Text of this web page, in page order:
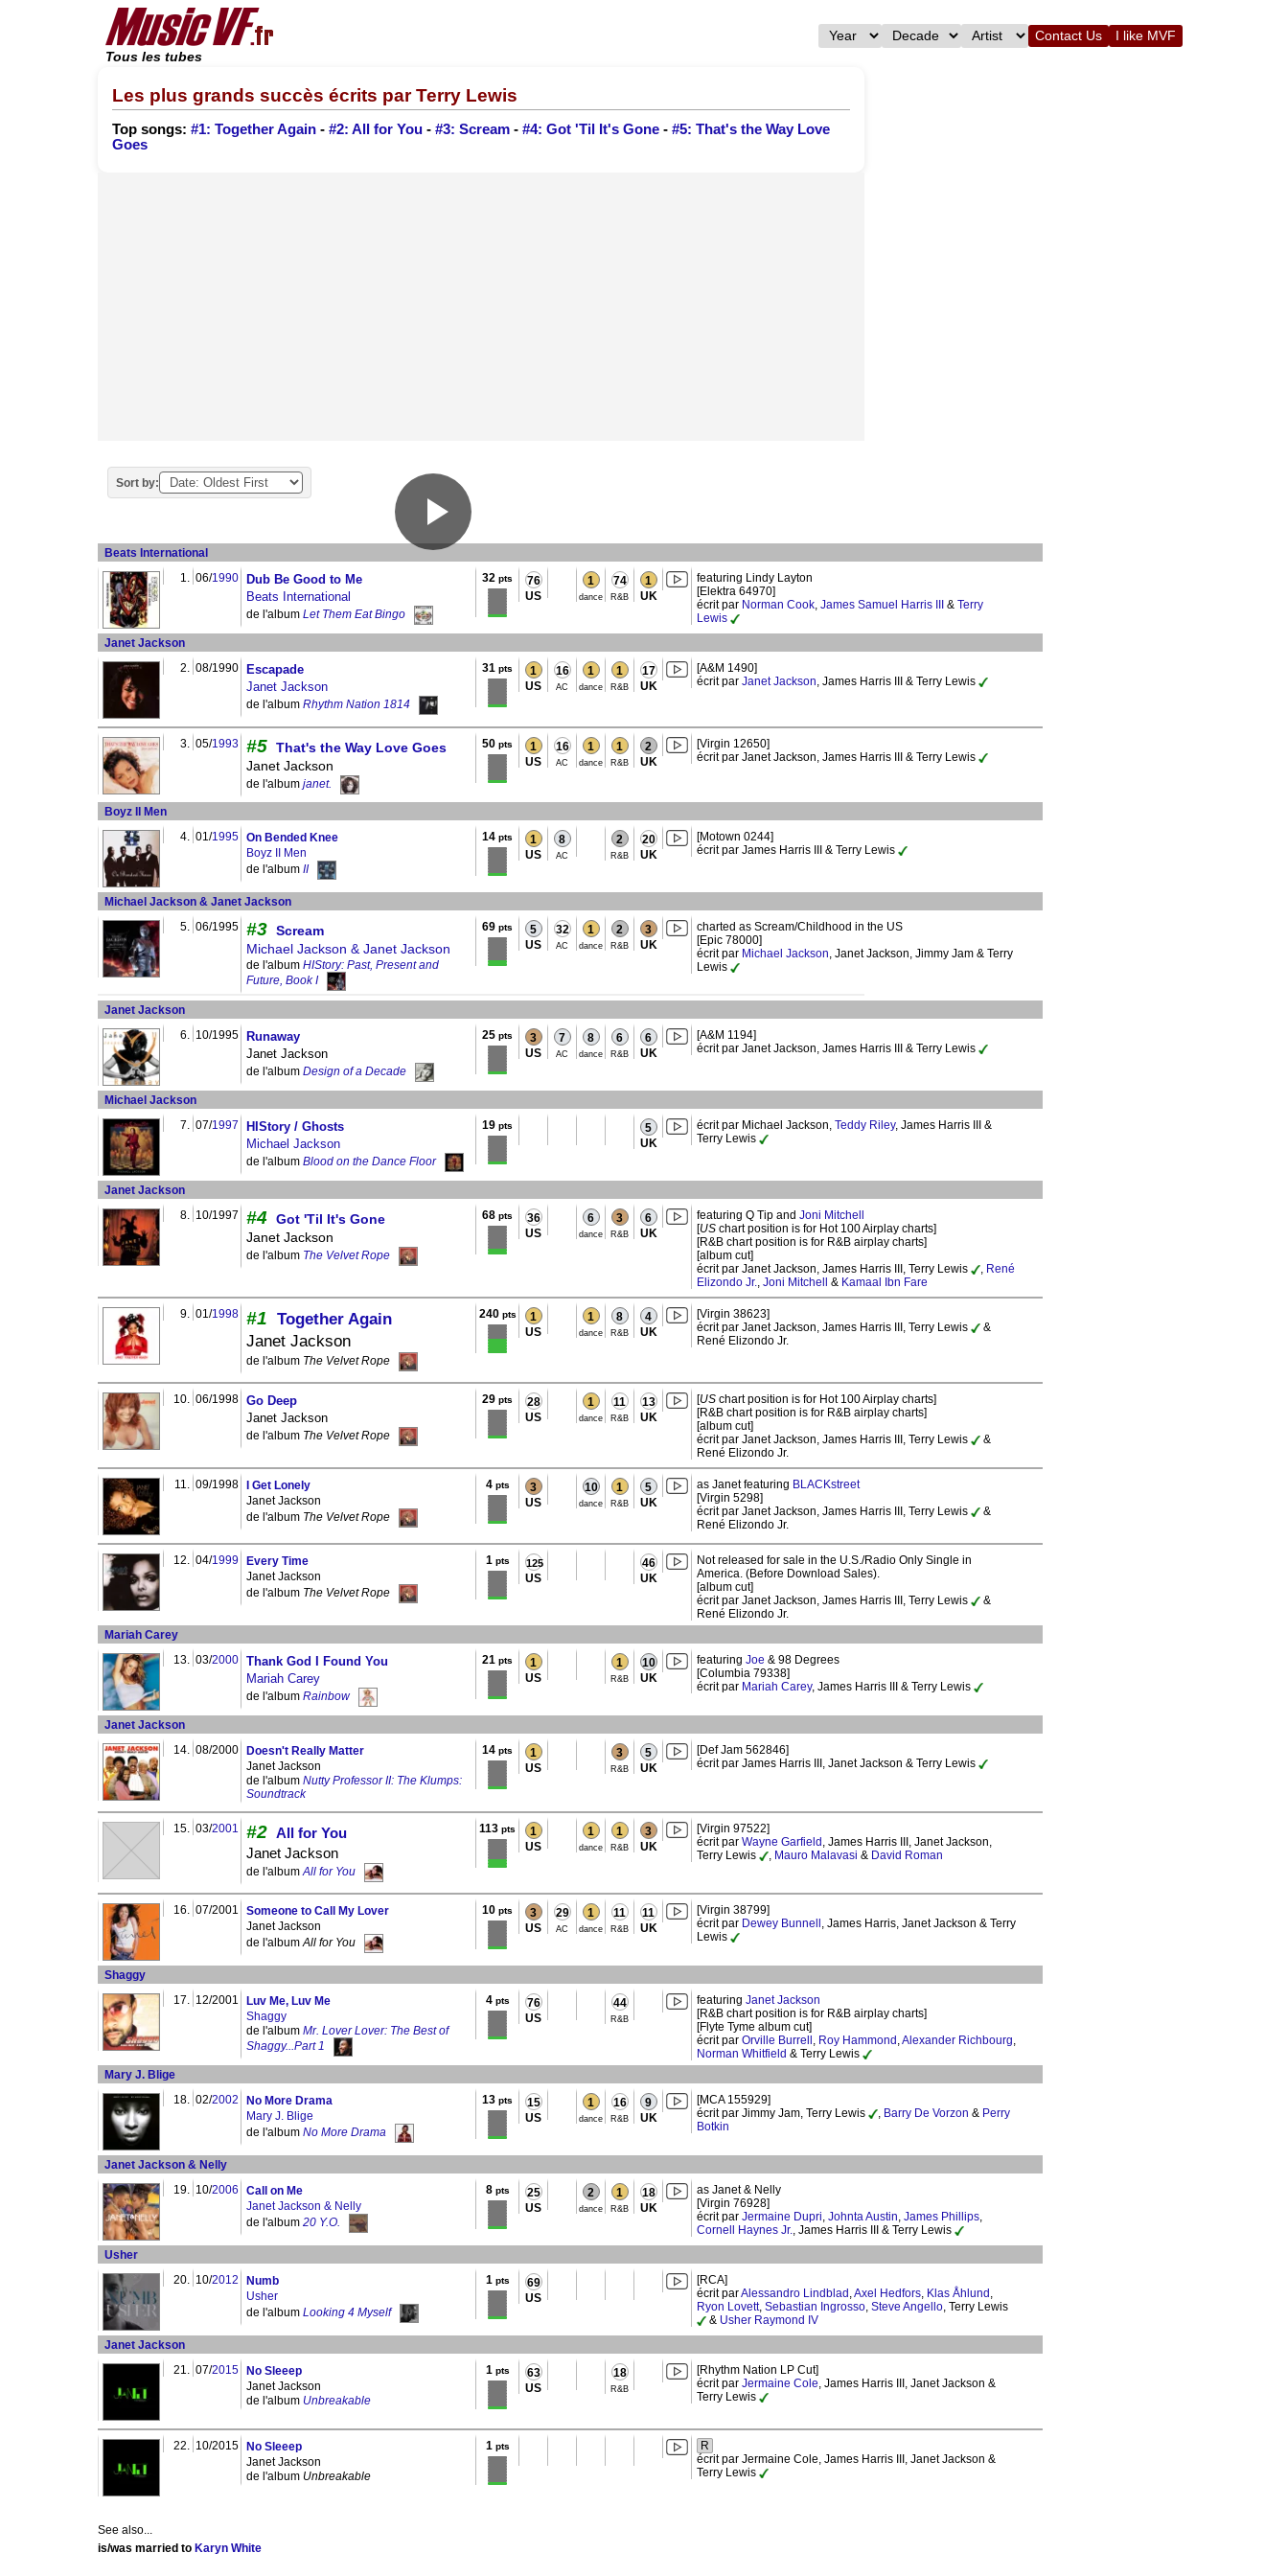
Tous les tubes
Contact Us I like MVF
Les plus grands succès écrits par Terry Lewis
Top songs: #1: Together Again - #2: All for You - #3: Scream - #4: Got 'Til It's Gone - #5: That's the Way Love
Goes
Sort by:
Beats International
1. 06/1990
Dub Be Good to Me
Beats International
de l'album Let Them Eat Bingo
32 pts 76
US
1
dance
74
R&B
1
UK
featuring Lindy Layton
[Elektra 64970]
écrit par Norman Cook, James Samuel Harris III & Terry
Lewis
Janet Jackson
2. 08/1990
Escapade
Janet Jackson
de l'album Rhythm Nation 1814
31 pts 1
US
16
AC
1
dance
1
R&B
17
UK
[A&M 1490]
écrit par Janet Jackson, James Harris III & Terry Lewis
3. 05/1993 #5 That's the Way Love Goes
Janet Jackson
de l'album janet.
50 pts 1
US
16
AC
1
dance
1
R&B
2
UK
[Virgin 12650]
écrit par Janet Jackson, James Harris III & Terry Lewis
Boyz II Men
4. 01/1995 On Bended Knee
Boyz II Men
de l'album II
14 pts 1
US
8
AC
2
R&B
20
UK
[Motown 0244]
écrit par James Harris III & Terry Lewis
Michael Jackson & Janet Jackson
5. 06/1995 #3 Scream
Michael Jackson & Janet Jackson
de l'album HIStory: Past, Present and
Future, Book I
69 pts 5
US
32
AC
1
dance
2
R&B
3
UK
charted as Scream/Childhood in the US
[Epic 78000]
écrit par Michael Jackson, Janet Jackson, Jimmy Jam & Terry
Lewis
Janet Jackson
6. 10/1995
Runaway
Janet Jackson
de l'album Design of a Decade
25 pts 3
US
7
AC
8
dance
6
R&B
6
UK
[A&M 1194]
écrit par Janet Jackson, James Harris III & Terry Lewis
Michael Jackson
7. 07/1997
HIStory / Ghosts
Michael Jackson
de l'album Blood on the Dance Floor
19 pts 5
UK
écrit par Michael Jackson, Teddy Riley, James Harris III &
Terry Lewis
Janet Jackson
8. 10/1997 #4 Got 'Til It's Gone
Janet Jackson
de l'album The Velvet Rope
68 pts 36
US
6
dance
3
R&B
6
UK
featuring Q Tip and Joni Mitchell
[US chart position is for Hot 100 Airplay charts]
[R&B chart position is for R&B airplay charts]
[album cut]
écrit par Janet Jackson, James Harris III, Terry Lewis
, René
Elizondo Jr., Joni Mitchell & Kamaal Ibn Fare
9. 01/1998 #1 Together Again
Janet Jackson
de l'album The Velvet Rope
240pts 1
US
1
dance
8
R&B
4
UK
[Virgin 38623]
écrit par Janet Jackson, James Harris III, Terry Lewis
&
René Elizondo Jr.
10. 06/1998 Go Deep
Janet Jackson
de l'album The Velvet Rope
29 pts 28
US
1
dance
11
R&B
13
UK
[US chart position is for Hot 100 Airplay charts]
[R&B chart position is for R&B airplay charts]
[album cut]
écrit par Janet Jackson, James Harris III, Terry Lewis
&
René Elizondo Jr.
11. 09/1998
I Get Lonely
Janet Jackson
de l'album The Velvet Rope
4pts 3
US
10
dance
1
R&B
5
UK
as Janet featuring BLACKstreet
[Virgin 5298]
écrit par Janet Jackson, James Harris III, Terry Lewis
&
René Elizondo Jr.
12. 04/1999
Every Time
Janet Jackson
de l'album The Velvet Rope
1 pts
125
US
46
UK
Not released for sale in the U.S./Radio Only Single in
America. (Before Download Sales).
[album cut]
écrit par Janet Jackson, James Harris III, Terry Lewis
&
René Elizondo Jr.
Mariah Carey
13. 03/2000 Thank God I Found You
Mariah Carey
de l'album Rainbow
21 pts 1
US
1
R&B
10
UK
featuring Joe & 98 Degrees
[Columbia 79338]
écrit par Mariah Carey, James Harris III & Terry Lewis
Janet Jackson
14. 08/2000
Doesn't Really Matter
Janet Jackson
de l'album Nutty Professor II: The Klumps:
Soundtrack
14 pts 1
US
3
R&B
5
UK
[Def Jam 562846]
écrit par James Harris III, Janet Jackson & Terry Lewis
15. 03/2001 #2 All for You
Janet Jackson
de l'albumAll for You
113 pts 1
US
1
dance
1
R&B
3
UK
[Virgin 97522]
écrit par Wayne Garfield , James Harris III, Janet Jackson,
Terry Lewis
, Mauro Malavasi & David Roman
16. 07/2001
Someone to Call My Lover
Janet Jackson
de l'albumAll for You
10 pts 3
US
29
AC
1
dance
11
R&B
11
UK
[Virgin 38799]
écrit par Dewey Bunnell , James Harris, Janet Jackson & Terry
Lewis
Shaggy
17. 12/2001
Luv Me, Luv Me
Shaggy
de l'album Mr. Lover Lover: The Best of
Shaggy...Part 1
4pts 76
US
44
R&B
featuring Janet Jackson
[R&B chart position is for R&B airplay charts]
[Flyte Tyme album cut]
écrit par Orville Burrell , Roy Hammond ,Alexander Richbourg,
Norman Whitfield & Terry Lewis
Mary J. Blige
18. 02/2002
No More Drama
Mary J. Blige
de l'album No More Drama
13 pts 15
US
1
dance
16
R&B
9
UK
[MCA 155929]
écrit par Jimmy Jam, Terry Lewis
, Barry De Vorzon & Perry
Botkin
Janet Jackson & Nelly
19. 10/2006
Call on Me
Janet Jackson & Nelly
de l'album 20 Y.O.
8pts 25
US
2
dance
1
R&B
18
UK
as Janet & Nelly
[Virgin 76928]
écrit par Jermaine Dupri, Johnta Austin, James Phillips,
Cornell Haynes Jr., James Harris III & Terry Lewis
Usher
20. 10/2012
Numb
Usher
de l'album Looking 4 Myself
1 pts 69
US
[RCA]
écrit parAlessandro Lindblad ,Axel Hedfors, Klas Åhlund ,
Ryon Lovett, Sebastian Ingrosso, Steve Angello, Terry Lewis
& Usher Raymond IV
Janet Jackson
21. 07/2015
No Sleeep
Janet Jackson
de l'album Unbreakable
1 pts 63
US
18
R&B
[Rhythm Nation LP Cut]
écrit par Jermaine Cole, James Harris III, Janet Jackson &
Terry Lewis
22. 10/2015
No Sleeep
Janet Jackson
de l'album Unbreakable
1 pts
R
écrit par Jermaine Cole, James Harris III, Janet Jackson &
Terry Lewis
See also...
is/was married to Karyn White